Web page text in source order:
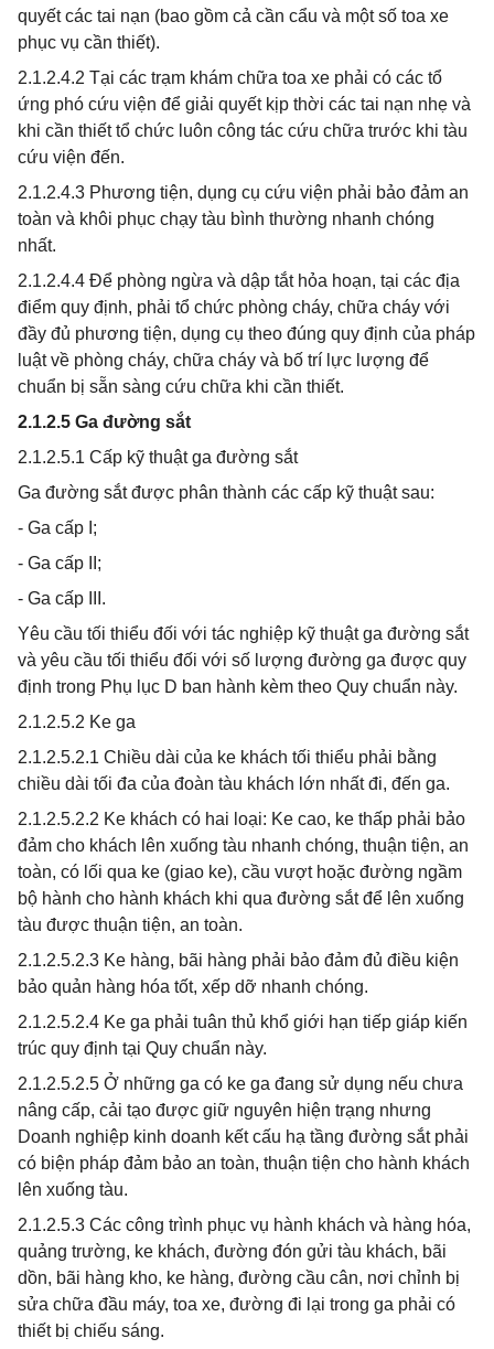
quyết các tai nạn (bao gồm cả cần cẩu và một số toa xe
phục vụ cần thiết).
2.1.2.4.2 Tại các trạm khám chữa toa xe phải có các tổ
ứng phó cứu viện để giải quyết kịp thời các tai nạn nhẹ và
khi cần thiết tổ chức luôn công tác cứu chữa trước khi tàu
cứu viện đến.
2.1.2.4.3 Phương tiện, dụng cụ cứu viện phải bảo đảm an
toàn và khôi phục chạy tàu bình thường nhanh chóng
nhất.
2.1.2.4.4 Để phòng ngừa và dập tắt hỏa hoạn, tại các địa
điểm quy định, phải tổ chức phòng cháy, chữa cháy với
đầy đủ phương tiện, dụng cụ theo đúng quy định của pháp
luật về phòng cháy, chữa cháy và bố trí lực lượng để
chuẩn bị sẵn sàng cứu chữa khi cần thiết.
2.1.2.5 Ga đường sắt
2.1.2.5.1 Cấp kỹ thuật ga đường sắt
Ga đường sắt được phân thành các cấp kỹ thuật sau:
- Ga cấp I;
- Ga cấp II;
- Ga cấp III.
Yêu cầu tối thiểu đối với tác nghiệp kỹ thuật ga đường sắt
và yêu cầu tối thiểu đối với số lượng đường ga được quy
định trong Phụ lục D ban hành kèm theo Quy chuẩn này.
2.1.2.5.2 Ke ga
2.1.2.5.2.1 Chiều dài của ke khách tối thiểu phải bằng
chiều dài tối đa của đoàn tàu khách lớn nhất đi, đến ga.
2.1.2.5.2.2 Ke khách có hai loại: Ke cao, ke thấp phải bảo
đảm cho khách lên xuống tàu nhanh chóng, thuận tiện, an
toàn, có lối qua ke (giao ke), cầu vượt hoặc đường ngầm
bộ hành cho hành khách khi qua đường sắt để lên xuống
tàu được thuận tiện, an toàn.
2.1.2.5.2.3 Ke hàng, bãi hàng phải bảo đảm đủ điều kiện
bảo quản hàng hóa tốt, xếp dỡ nhanh chóng.
2.1.2.5.2.4 Ke ga phải tuân thủ khổ giới hạn tiếp giáp kiến
trúc quy định tại Quy chuẩn này.
2.1.2.5.2.5 Ở những ga có ke ga đang sử dụng nếu chưa
nâng cấp, cải tạo được giữ nguyên hiện trạng nhưng
Doanh nghiệp kinh doanh kết cấu hạ tầng đường sắt phải
có biện pháp đảm bảo an toàn, thuận tiện cho hành khách
lên xuống tàu.
2.1.2.5.3 Các công trình phục vụ hành khách và hàng hóa,
quảng trường, ke khách, đường đón gửi tàu khách, bãi
dồn, bãi hàng kho, ke hàng, đường cầu cân, nơi chỉnh bị
sửa chữa đầu máy, toa xe, đường đi lại trong ga phải có
thiết bị chiếu sáng.